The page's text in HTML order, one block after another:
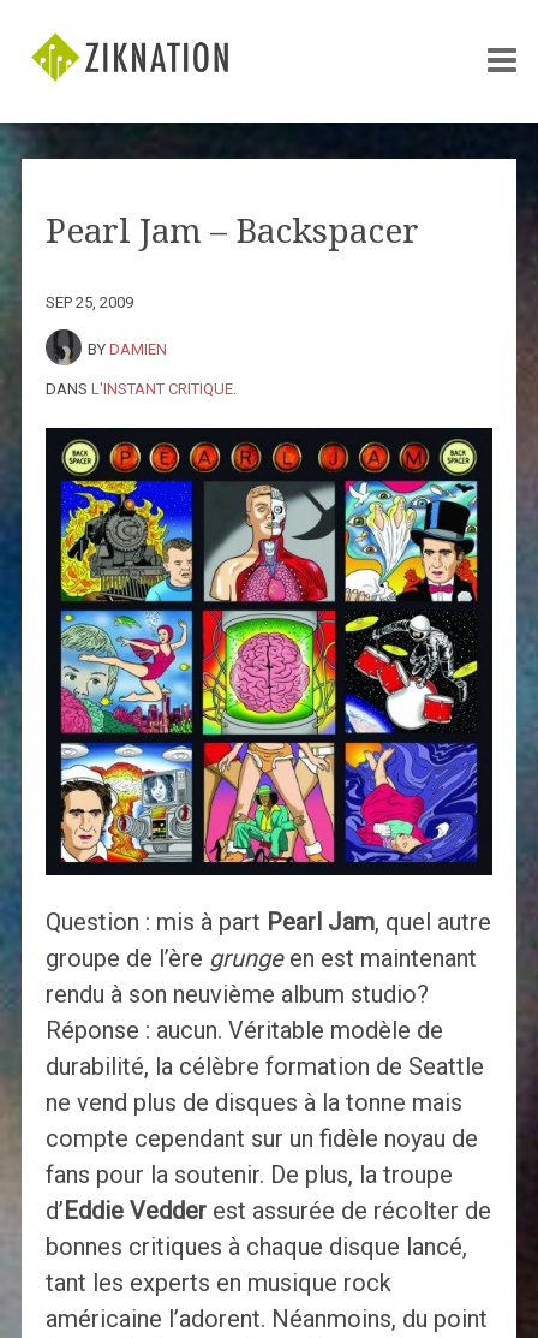
Pearl Jam – Backspacer
SEP 25, 2009
BY DAMIEN
DANS L'INSTANT CRITIQUE.
Question : mis à part Pearl Jam, quel autre
groupe de l’ère grungeen est maintenant
rendu à son neuvième album studio?
Réponse : aucun. Véritable modèle de
durabilité, la célèbre formation de Seattle
ne vend plus de disques à la tonne mais
compte cependant sur un fidèle noyau de
fans pour la soutenir. De plus, la troupe
d’Eddie Vedderest assurée de récolter de
bonnes critiques à chaque disque lancé,
tant les experts en musique rock
américaine l’adorent. Néanmoins, du point